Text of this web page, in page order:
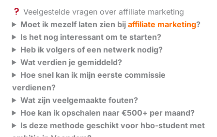
Veelgestelde vragen over affiliate marketing
Moet ik mezelf laten zien bij affiliate marketing?
Is het nog interessant om te starten?
Heb ik volgers of een netwerk nodig?
Wat verdien je gemiddeld?
Hoe snel kan ik mijn eerste commissie
verdienen?
Wat zijn veelgemaakte fouten?
Hoe kan ik opschalen naar €500+ per maand?
Is deze methode geschikt voor hbo-student met